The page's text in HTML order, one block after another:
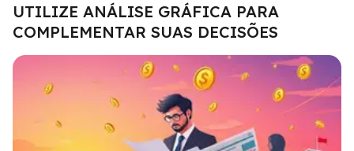
UTILIZE ANÁLISE GRÁFICA PARA
COMPLEMENTAR SUAS DECISÕES